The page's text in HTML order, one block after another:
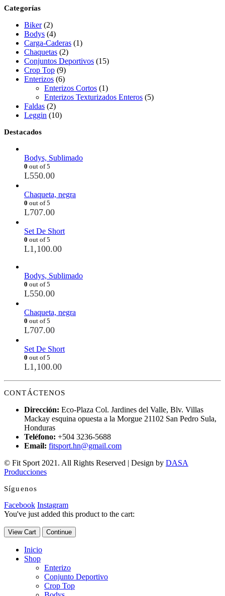
Categorías
Biker (2)
Bodys (4)
Carga-Caderas (1)
Chaquetas (2)
Conjuntos Deportivos (15)
Crop Top (9)
Enterizos (6)
Enterizos Cortos (1)
Enterizos Texturizados Enteros (5)
Faldas (2)
Leggin (10)
Destacados
Bodys, Sublimado
0 out of 5
L550.00
Chaqueta, negra
0 out of 5
L707.00
Set De Short
0 out of 5
L1,100.00
Bodys, Sublimado
0 out of 5
L550.00
Chaqueta, negra
0 out of 5
L707.00
Set De Short
0 out of 5
L1,100.00
CONTÁCTENOS
Dirección: Eco-Plaza Col. Jardines del Valle, Blv. Villas
Mackay esquina opuesta a la Morgue 21102 San Pedro Sula,
Honduras
Teléfono: +504 3236-5688
Email: fitsport.hn@gmail.com
© Fit Sport 2021. All Rights Reserved | Design by DASA
Producciones
Síguenos
Facebook Instagram
You've just added this product to the cart:
View Cart Continue
Inicio
Shop
Enterizo
Conjunto Deportivo
Crop Top